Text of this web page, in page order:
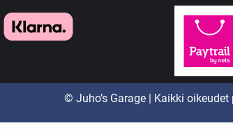
© Juho’s Garage | Kaikki